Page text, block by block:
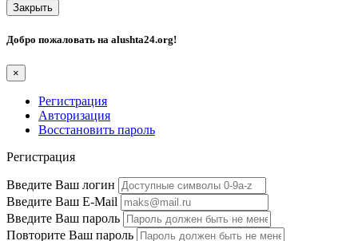
Закрыть
Добро пожаловать на alushta24.org!
×
Регистрация
Авторизация
Восстановить пароль
Регистрация
Введите Ваш логин
Введите Ваш E-Mail
Введите Ваш пароль
Повторите Ваш пароль